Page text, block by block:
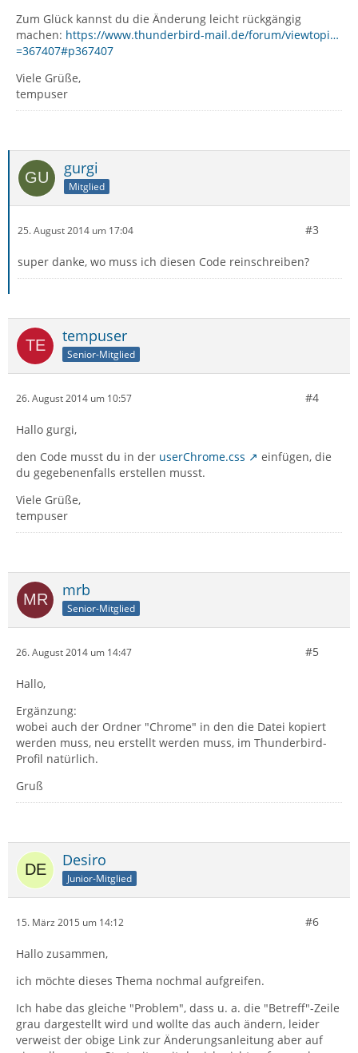
Zum Glück kannst du die Änderung leicht rückgängig
machen: https://www.thunderbird-mail.de/forum/viewtopi…
=367407#p367407
Viele Grüße,
tempuser
gurgi
Mitglied
25. August 2014 um 17:04 #3
super danke, wo muss ich diesen Code reinschreiben?
tempuser
Senior-Mitglied
26. August 2014 um 10:57 #4
Hallo gurgi,
den Code musst du in der userChrome.css
einfügen, die
du gegebenenfalls erstellen musst.
Viele Grüße,
tempuser
mrb
Senior-Mitglied
26. August 2014 um 14:47 #5
Hallo,
Ergänzung:
wobei auch der Ordner "Chrome" in den die Datei kopiert
werden muss, neu erstellt werden muss, im Thunderbird-
Profil natürlich.
Gruß
Desiro
Junior-Mitglied
15. März 2015 um 14:12 #6
Hallo zusammen,
ich möchte dieses Thema nochmal aufgreifen.
Ich habe das gleiche "Problem", dass u. a. die "Betreff"-Zeile
grau dargestellt wird und wollte das auch ändern, leider
verweist der obige Link zur Änderungsanleitung aber auf